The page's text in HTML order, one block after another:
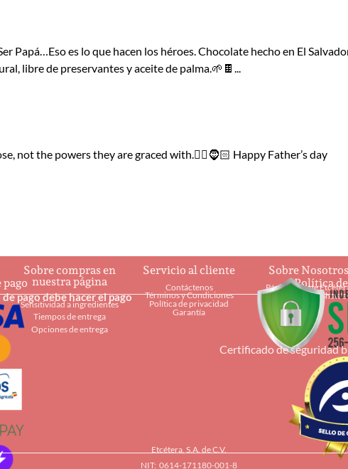
Papá…Eso es lo que hacen los héroes. Chocolate hecho en El
libre de preservantes y aceite de palma.🌱🍫...
not the powers they are graced with.🦸‍♂️🧔🏻 Happy Father’s day
Sobre compras en
nuestra página
Sensitividad a ingredientes
Tiempos de entrega
Opciones de entrega
Servicio al cliente
Contáctenos
Términos y Condiciones
Política de privacidad
Garantía
Sobre Nosotros
Página web de
Restaurantes Shaw's
pago
pago debe hacer el pago
Política
Certificado de seguridad
Etcétera, S.A. de C.V.
NIT: 0614-171180-001-8